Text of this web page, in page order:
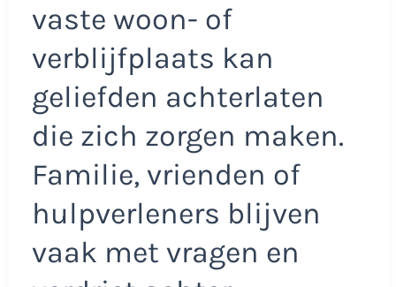
vaste woon- of
verblijfplaats kan
geliefden achterlaten
die zich zorgen maken.
Familie, vrienden of
hulpverleners blijven
vaak met vragen en